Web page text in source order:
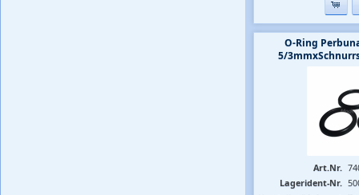
O-Ring
5/
Art.Nr.
Lagerident-Nr.